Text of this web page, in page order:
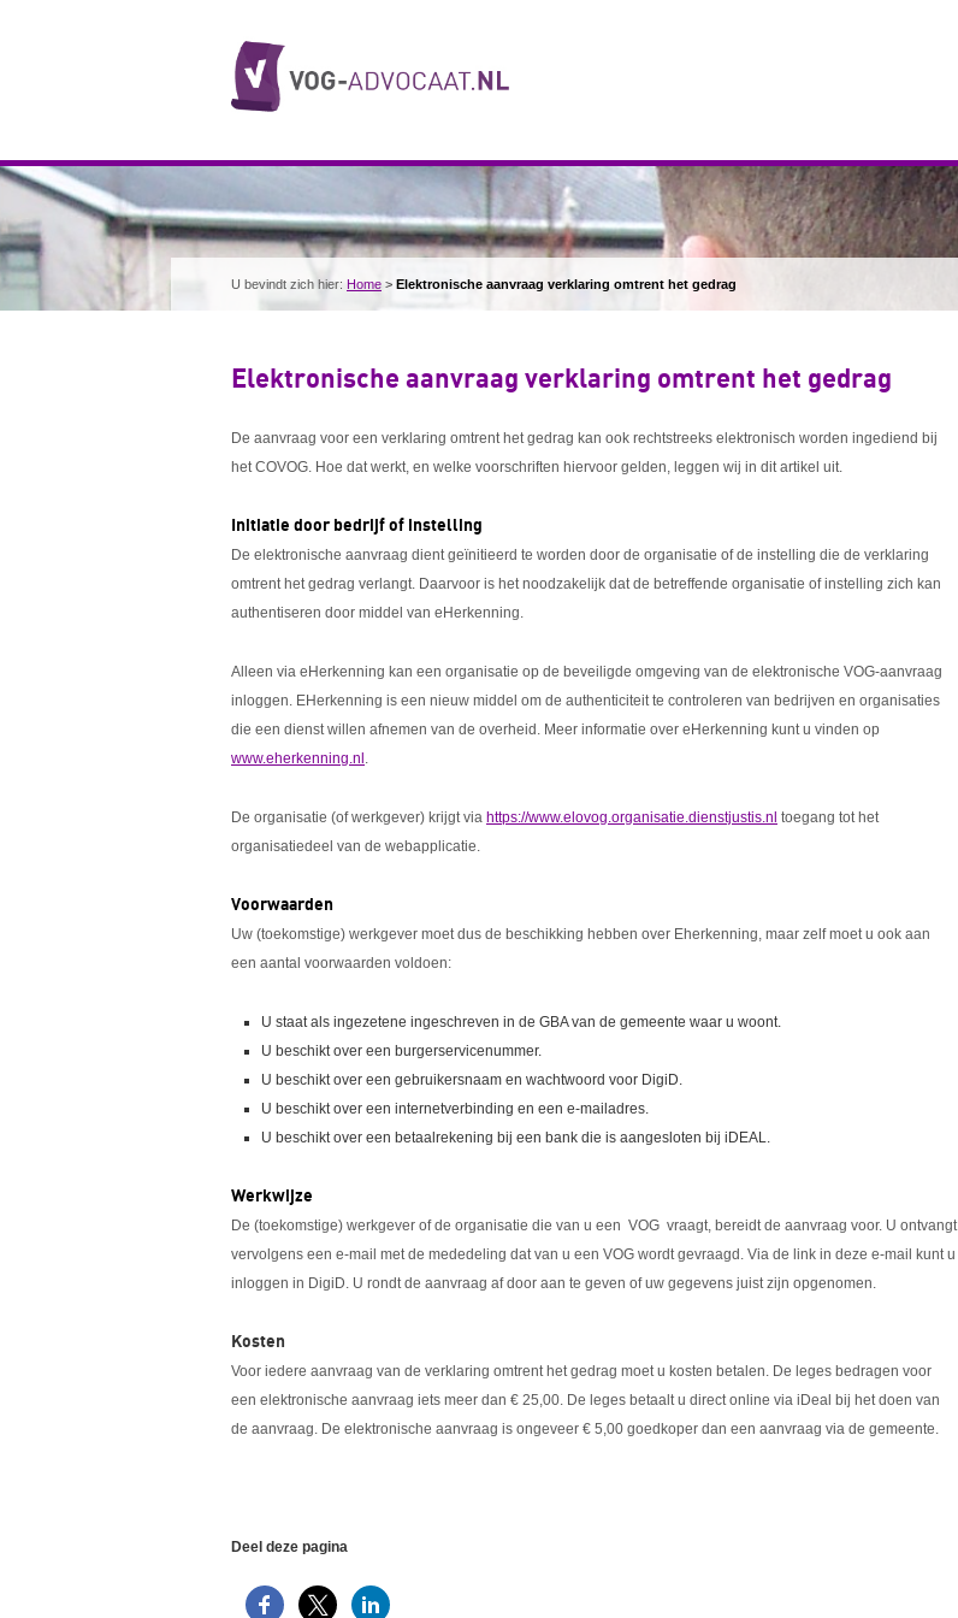
U bevindt zich hier: Home > Elektronische aanvraag verklaring omtrent het gedrag
Elektronische aanvraag verklaring omtrent het gedrag
De aanvraag voor een verklaring omtrent het gedrag kan ook rechtstreeks elektronisch worden ingediend bij
het COVOG. Hoe dat werkt, en welke voorschriften hiervoor gelden, leggen wij in dit artikel uit.
Initiatie door bedrijf of instelling
De elektronische aanvraag dient geïnitieerd te worden door de organisatie of de instelling die de verklaring
omtrent het gedrag verlangt. Daarvoor is het noodzakelijk dat de betreffende organisatie of instelling zich kan
authentiseren door middel van eHerkenning.
Alleen via eHerkenning kan een organisatie op de beveiligde omgeving van de elektronische VOG-aanvraag
inloggen. EHerkenning is een nieuw middel om de authenticiteit te controleren van bedrijven en organisaties
die een dienst willen afnemen van de overheid. Meer informatie over eHerkenning kunt u vinden op
www.eherkenning.nl .
De organisatie (of werkgever) krijgt via https://www.elovog.organisatie.dienstjustis.nl toegang tot het
organisatiedeel van de webapplicatie.
Voorwaarden
Uw (toekomstige) werkgever moet dus de beschikking hebben over Eherkenning, maar zelf moet u ook aan
een aantal voorwaarden voldoen:
U staat als ingezetene ingeschreven in de GBA van de gemeente waar u woont.
U beschikt over een burgerservicenummer.
U beschikt over een gebruikersnaam en wachtwoord voor DigiD.
U beschikt over een internetverbinding en een e-mailadres.
U beschikt over een betaalrekening bij een bank die is aangesloten bij iDEAL.
Werkwijze
De (toekomstige) werkgever of de organisatie die van u een VOG vraagt, bereidt de aanvraag voor. U ontvangt
vervolgens een e-mail met de mededeling dat van u een VOG wordt gevraagd. Via de link in deze e-mail kunt u
inloggen in DigiD. U rondt de aanvraag af door aan te geven of uw gegevens juist zijn opgenomen.
Kosten
Voor iedere aanvraag van de verklaring omtrent het gedrag moet u kosten betalen. De leges bedragen voor
een elektronische aanvraag iets meer dan € 25,00. De leges betaalt u direct online via iDeal bij het doen van
de aanvraag. De elektronische aanvraag is ongeveer € 5,00 goedkoper dan een aanvraag via de gemeente.
Deel deze pagina